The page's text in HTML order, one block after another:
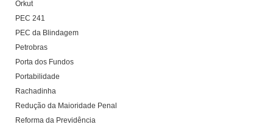
Orkut
PEC 241
PEC da Blindagem
Petrobras
Porta dos Fundos
Portabilidade
Rachadinha
Redução da Maioridade Penal
Reforma da Previdência